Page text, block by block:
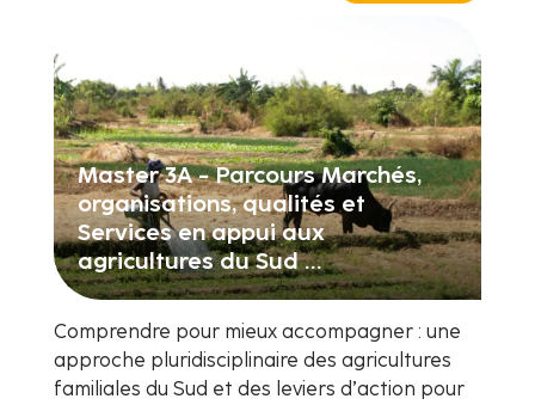
Master 3A - Parcours Marchés,
organisations, qualités et
Services en appui aux
agricultures du Sud …
Comprendre pour mieux accompagner : une
approche pluridisciplinaire des agricultures
familiales du Sud et des leviers d’action pour